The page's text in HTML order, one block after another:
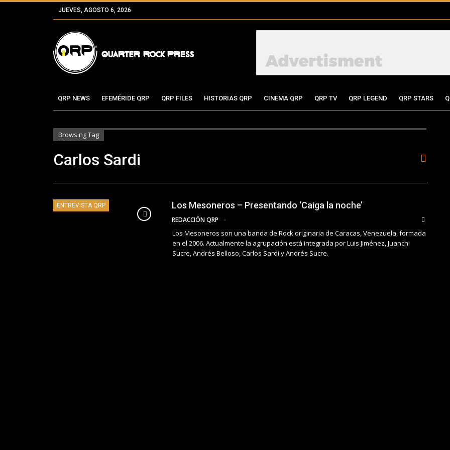
JUEVES, AGOSTO 6, 2026
QRP NEWS EFEMÉRIDE QRP QRP FILES HISTORIAS QRP CINEMA QRP QRP TV QRP LEGEND QRP STARS
Browsing Tag
Carlos Sardi
ENTREVISTA QRP Los Mesoneros – Presentando ‘Caiga la noche’
REDACCIÓN QRP
Los Mesoneros son una banda de Rock originaria de Caracas, Venezuela, formada
en el 2006. Actualmente la agrupación está integrada por Luis Jiménez, Juanchi
Sucre, Andrés Belloso, Carlos Sardi y Andrés Sucre.